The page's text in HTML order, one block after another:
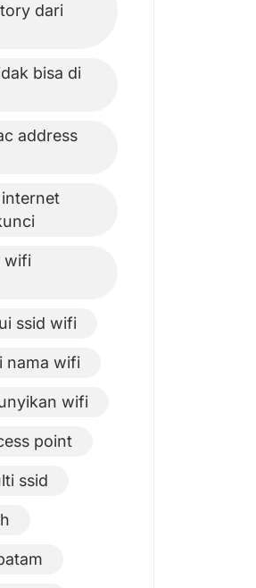
dari
bisa di
address
wifi
ssid wifi
nama wifi
wifi
point
ssid